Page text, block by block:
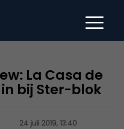
La Casa de
bij Ster-blok
24 juli 2019, 13:40